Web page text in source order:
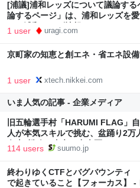
[浦議]浦和レッズについて議論す
論するページ」は、浦和レッズを
たり浦和レッズ情報をキャッチで
1 user uragi.com
京町家の知恵と創エネ・省エネ設
1 user xtech.nikkei.com
いま人気の記事 - 企業メディア
旧五輪選手村「HARUMI FLAG」
人が本気スキルで挑む、盆踊り2
向上”戦略 東京・中央区
114 users suumo.jp
終わりゆくCTFとバグバウンティ
で起きていること【フォーカス】